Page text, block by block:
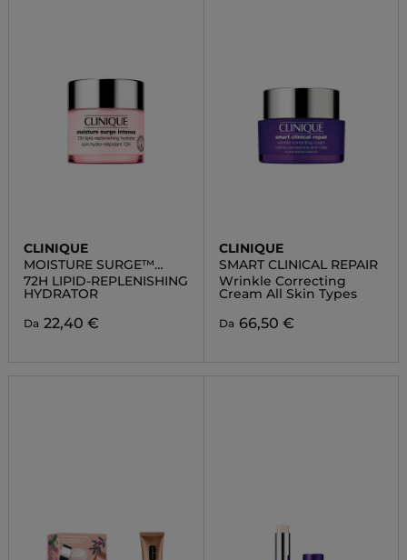
CLINIQUE
MOISTURE SURGE™
INTENSE
72H LIPID-REPLENISHING
HYDRATOR
Da 22,40 €
CLINIQUE
SMART CLINICAL REPAIR
Wrinkle Correcting
Cream All Skin Types
Da 66,50 €